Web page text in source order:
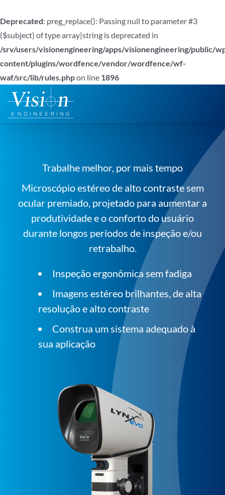
Deprecated: preg_replace(): Passing null to parameter #3
($subject) of type array|string is deprecated in
/srv/users/visionengineering/apps/visionengineering/public/
content/plugins/wordfence/vendor/wordfence/wf-
waf/src/lib/rules.phpon line 1896
para
Trabalhe melhor, por mais tempo
Microscópio estéreo de alto contraste sem
ocular premiado, projetado para aumentar a
produtividade e o conforto do usuário
durante longos períodos de inspeção e/ou
retrabalho.
Inspeção ergonômica sem fadiga
Imagens estéreo brilhantes, de alta
resolução e alto contraste
Construa um sistema adequado à
sua aplicação